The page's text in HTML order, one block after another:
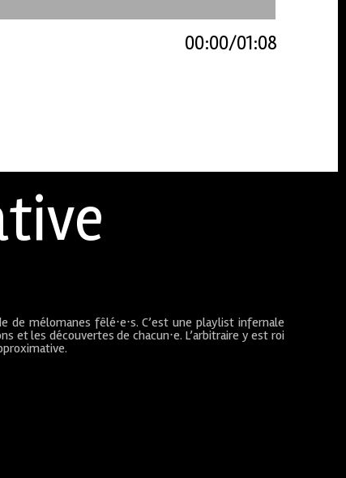
01:08
00:00
de mélomanes fêlé⋅e⋅s. C’est une playlist infernale
et les découvertes de chacun⋅e. L’arbitraire y est roi